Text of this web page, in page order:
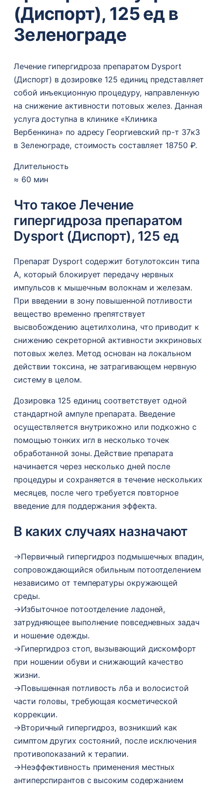
(Диспорт), 125 ед в
Зеленограде
Лечение гипергидроза препаратом Dysport
(Диспорт) в дозировке 125 единиц представляет
собой инъекционную процедуру, направленную
на снижение активности потовых желез. Данная
услуга доступна в клинике «Клиника
Вербенкина» по адресу Георгиевский пр-т 37к3
в Зеленограде, стоимость составляет 18750 ₽.
Длительность
≈ 60 мин
Что такое Лечение
гипергидроза препаратом
Dysport (Диспорт), 125 ед
Препарат Dysport содержит ботулотоксин типа
А, который блокирует передачу нервных
импульсов к мышечным волокнам и железам.
При введении в зону повышенной потливости
вещество временно препятствует
высвобождению ацетилхолина, что приводит к
снижению секреторной активности эккриновых
потовых желез. Метод основан на локальном
действии токсина, не затрагивающем нервную
систему в целом.
Дозировка 125 единиц соответствует одной
стандартной ампуле препарата. Введение
осуществляется внутрикожно или подкожно с
помощью тонких игл в несколько точек
обработанной зоны. Действие препарата
начинается через несколько дней после
процедуры и сохраняется в течение нескольких
месяцев, после чего требуется повторное
введение для поддержания эффекта.
В каких случаях назначают
→Первичный гипергидроз подмышечных впадин,
сопровождающийся обильным потоотделением
независимо от температуры окружающей
среды.
→Избыточное потоотделение ладоней,
затрудняющее выполнение повседневных задач
и ношение одежды.
→Гипергидроз стоп, вызывающий дискомфорт
при ношении обуви и снижающий качество
жизни.
→Повышенная потливость лба и волосистой
части головы, требующая косметической
коррекции.
→Вторичный гипергидроз, возникший как
симптом других состояний, после исключения
противопоказаний к терапии.
→Неэффективность применения местных
антиперспирантов с высоким содержанием